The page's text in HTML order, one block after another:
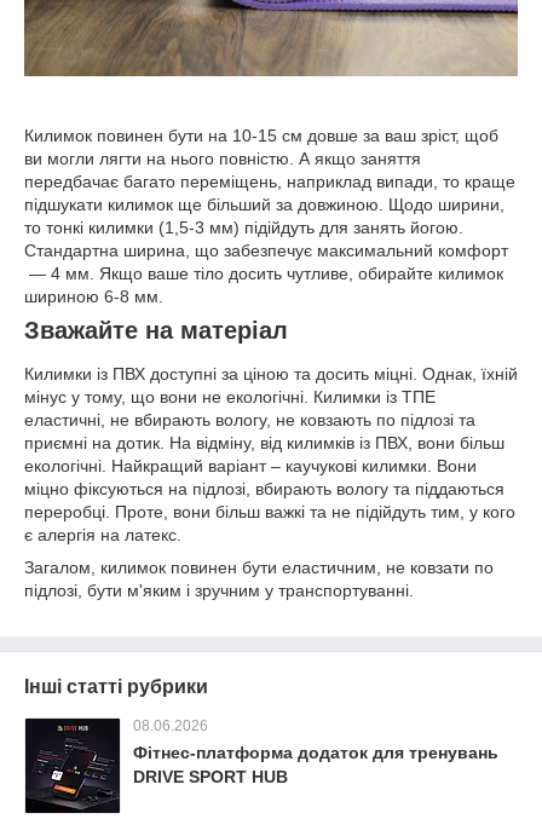
Килимок повинен бути на 10-15 см довше за ваш зріст, щоб
ви могли лягти на нього повністю. А якщо заняття
передбачає багато переміщень, наприклад випади, то краще
підшукати килимок ще більший за довжиною. Щодо ширини,
то тонкі килимки (1,5-3 мм) підійдуть для занять йогою.
Стандартна ширина, що забезпечує максимальний комфорт
— 4 мм. Якщо ваше тіло досить чутливе, обирайте килимок
шириною 6-8 мм.
Зважайте на матеріал
Килимки із ПВХ доступні за ціною та досить міцні. Однак, їхній
мінус у тому, що вони не екологічні. Килимки із ТПЕ
еластичні, не вбирають вологу, не ковзають по підлозі та
приємні на дотик. На відміну, від килимків із ПВХ, вони більш
екологічні. Найкращий варіант – каучукові килимки. Вони
міцно фіксуються на підлозі, вбирають вологу та піддаються
переробці. Проте, вони більш важкі та не підійдуть тим, у кого
є алергія на латекс.
Загалом, килимок повинен бути еластичним, не ковзати по
підлозі, бути м'яким і зручним у транспортуванні.
Інші статті рубрики
08.06.2026
Фітнес-платформа додаток для тренувань
DRIVE SPORT HUB